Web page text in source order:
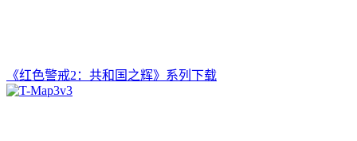
《红色警戒2：共和国之辉》系列下载